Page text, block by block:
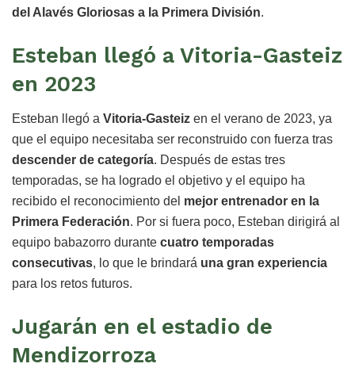
del Alavés Gloriosas a la Primera División.
Esteban llegó a Vitoria-Gasteiz
en 2023
Esteban llegó a Vitoria-Gasteiz en el verano de 2023, ya
que el equipo necesitaba ser reconstruido con fuerza tras
descender de categoría. Después de estas tres
temporadas, se ha logrado el objetivo y el equipo ha
recibido el reconocimiento del mejor entrenador en la
Primera Federación. Por si fuera poco, Esteban dirigirá al
equipo babazorro durante cuatro temporadas
consecutivas, lo que le brindará una gran experiencia
para los retos futuros.
Jugarán en el estadio de
Mendizorroza